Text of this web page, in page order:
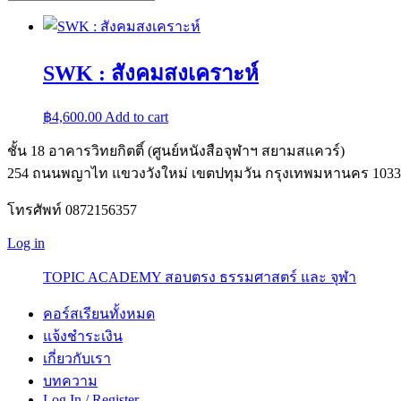
SWK : สังคมสงเคราะห์
฿4,600.00 Add to cart
ชั้น 18 อาคารวิทยกิตติ์ (ศูนย์หนังสือจุฬาฯ สยามสแควร์)
254 ถนนพญาไท แขวงวังใหม่ เขตปทุมวัน กรุงเทพมหานคร
โทรศัพท์ 0872156357
Log in
TOPIC ACADEMY สอบตรง ธรรมศาสตร์ และ จุฬา
คอร์สเรียนทั้งหมด
แจ้งชำระเงิน
เกี่ยวกับเรา
บทความ